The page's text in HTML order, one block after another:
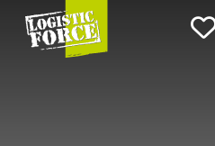
Logistic
Force